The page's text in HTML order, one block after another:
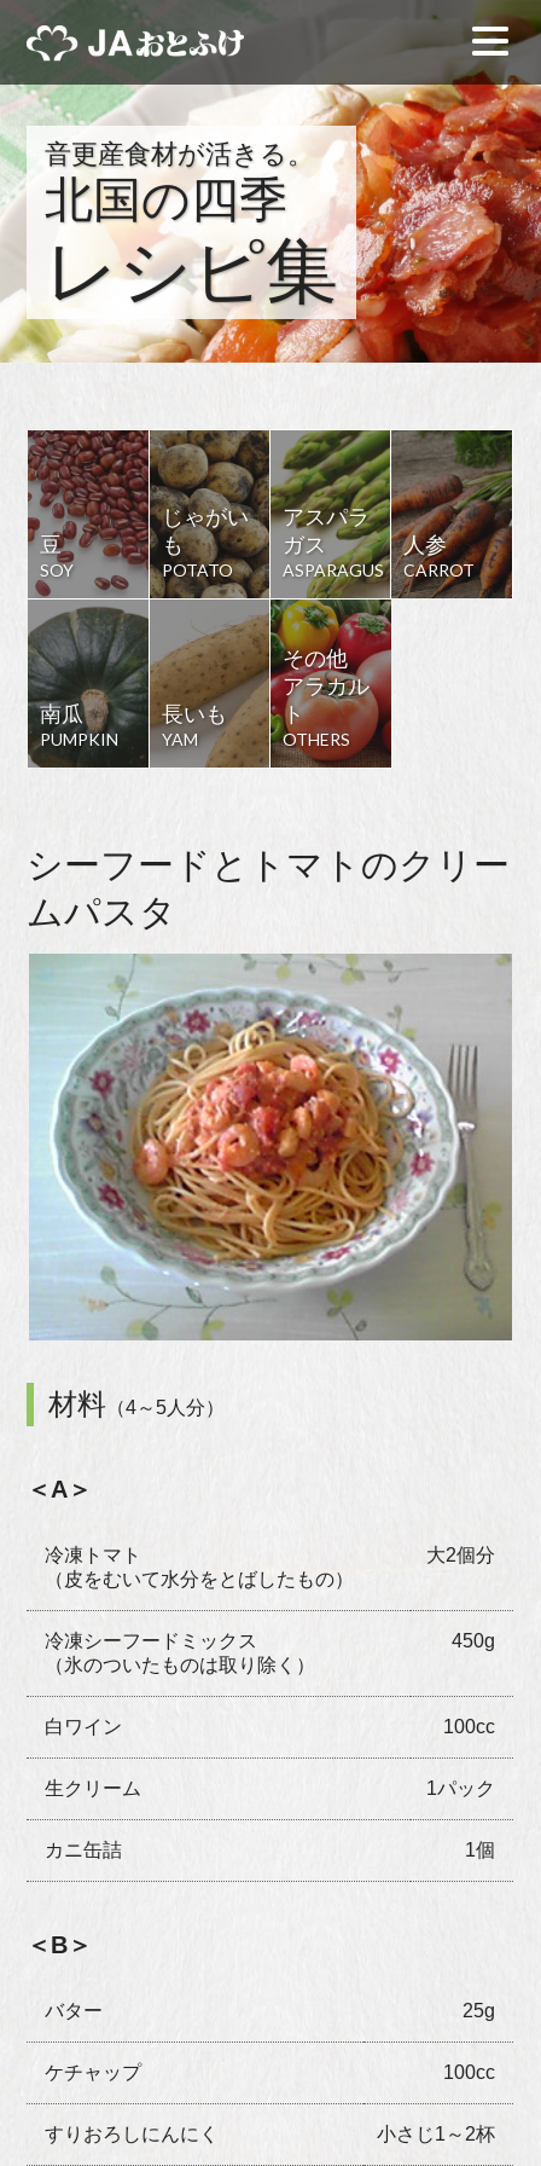
音更産食材が活きる。
北国の四季
レシピ集
豆
SOY
じゃがい
も
POTATO
アスパラ
ガス
ASPARAGUS
人参
CARROT
南瓜
PUMPKIN
長いも
YAM
その他
アラカル
ト
OTHERS
シーフードとトマトのクリー
ムパスタ
材料 （4～5人分）
＜A＞
冷凍トマト
（皮をむいて水分をとばしたもの）
大2個分
冷凍シーフードミックス
（氷のついたものは取り除く）
450g
白ワイン 100cc
生クリーム 1パック
カニ缶詰 1個
＜B＞
バター 25g
ケチャップ 100cc
すりおろしにんにく 小さじ1～2杯